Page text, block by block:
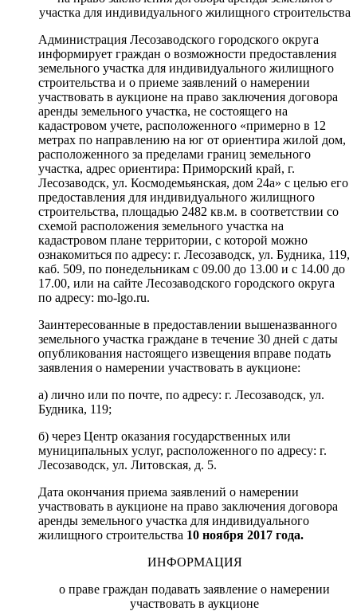
участка для индивидуального жилищного строительства
Администрация Лесозаводского городского округа
информирует граждан о возможности предоставления
земельного участка для индивидуального жилищного
строительства и о приеме заявлений о намерении
участвовать в аукционе на право заключения договора
аренды земельного участка, не состоящего на
кадастровом учете, расположенного «примерно в 12
метрах по направлению на юг от ориентира жилой дом,
расположенного за пределами границ земельного
участка, адрес ориентира: Приморский край, г.
Лесозаводск, ул. Космодемьянская, дом 24а» с целью его
предоставления для индивидуального жилищного
строительства, площадью 2482 кв.м. в соответствии со
схемой расположения земельного участка на
кадастровом плане территории, с которой можно
ознакомиться по адресу: г. Лесозаводск, ул. Будника, 119,
каб. 509, по понедельникам с 09.00 до 13.00 и с 14.00 до
17.00, или на сайте Лесозаводского городского округа
по адресу: mo-lgo.ru.
Заинтересованные в предоставлении вышеназванного
земельного участка граждане в течение 30 дней с даты
опубликования настоящего извещения вправе подать
заявления о намерении участвовать в аукционе:
а) лично или по почте, по адресу: г. Лесозаводск, ул.
Будника, 119;
б) через Центр оказания государственных или
муниципальных услуг, расположенного по адресу: г.
Лесозаводск, ул. Литовская, д. 5.
Дата окончания приема заявлений о намерении
участвовать в аукционе на право заключения договора
аренды земельного участка для индивидуального
жилищного строительства 10 ноября 2017 года.
ИНФОРМАЦИЯ
о праве граждан подавать заявление о намерении
участвовать в аукционе